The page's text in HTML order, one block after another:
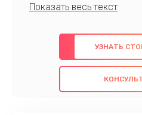
профессионалов с
предлагаем быстрый и
использованием
также гарантируем
проведенных работ.
УЗНАТЬ